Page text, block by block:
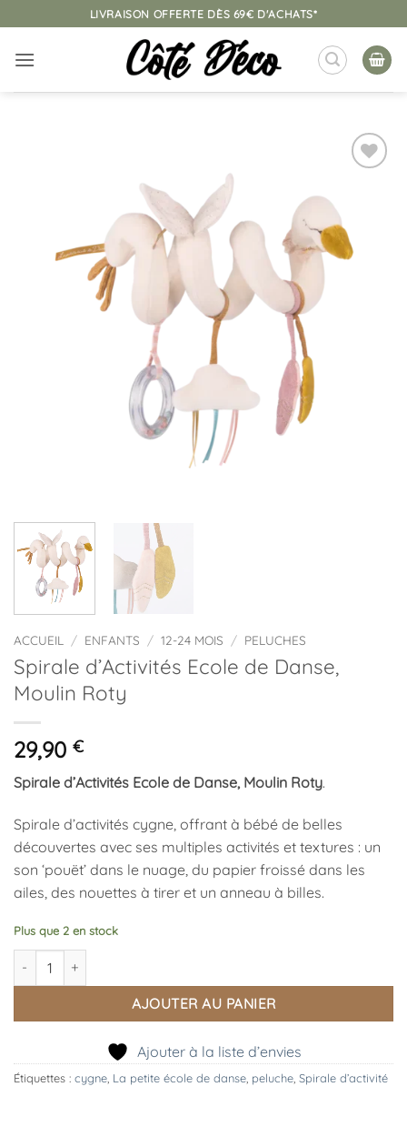
au
contenu
LIVRAISON OFFERTE DÈS 69€ D'ACHATS*
d’envies
ACCUEIL / ENFANTS / 12-24 MOIS / PELUCHES
Spirale d’Activités Ecole de Danse,
Moulin Roty
29,90 €
Spirale d’Activités Ecole de Danse, Moulin Roty.
Spirale d’activités cygne, offrant à bébé de belles
découvertes avec ses multiples activités et textures : un
son ‘pouët’ dans le nuage, du papier froissé dans les
ailes, des nouettes à tirer et un anneau à billes.
Plus que 2 en stock
quantité de Spirale d'Activités Ecole de Danse, Moulin Roty
AJOUTER AU PANIER
Ajouter à la liste d’envies
Étiquettes : cygne La petite école de danse peluche Spirale d’activité